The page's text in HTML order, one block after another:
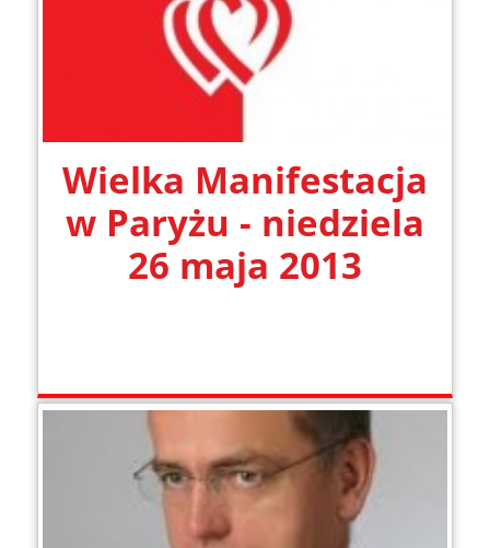
Wielka Manifestacja
w Paryżu - niedziela
26 maja 2013